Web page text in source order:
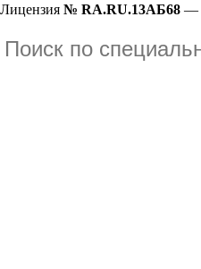
Лицензия № RA.RU.13АБ68 —